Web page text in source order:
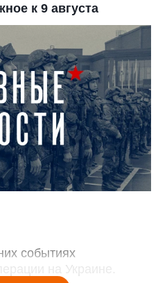
к 9 августа
событиях
на Украине.